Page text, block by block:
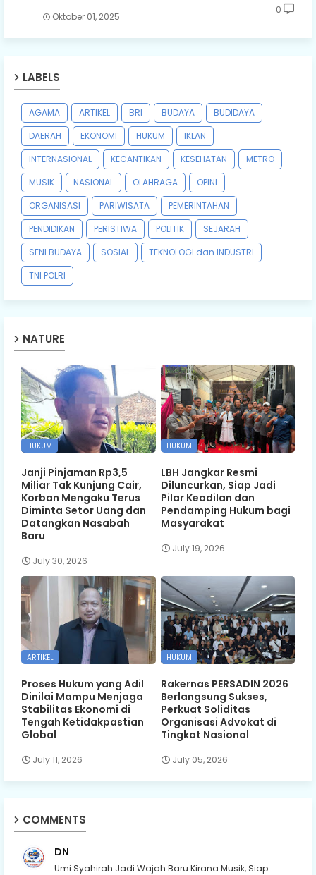
Oktober 01, 2025
0
LABELS
AGAMA ARTIKEL BRI BUDAYA
BUDIDAYA
DAERAH
EKONOMI HUKUM
IKLAN
INTERNASIONAL
KECANTIKAN KESEHATAN
METRO
MUSIK
NASIONAL OLAHRAGA
OPINI
ORGANISASI
PARIWISATA
PEMERINTAHAN
PENDIDIKAN
PERISTIWA POLITIK
SEJARAH
SENI BUDAYA
SOSIAL
TEKNOLOGI dan INDUSTRI
TNI POLRI
NATURE
HUKUM
Janji Pinjaman Rp3,5
Miliar Tak Kunjung Cair,
Korban Mengaku Terus
Diminta Setor Uang dan
Datangkan Nasabah
Baru
July 30, 2026
HUKUM
LBH Jangkar Resmi
Diluncurkan, Siap Jadi
Pilar Keadilan dan
Pendamping Hukum bagi
Masyarakat
July 19, 2026
ARTIKEL
Proses Hukum yang Adil
Dinilai Mampu Menjaga
Stabilitas Ekonomi di
Tengah Ketidakpastian
Global
July 11, 2026
HUKUM
Rakernas PERSADIN 2026
Berlangsung Sukses,
Perkuat Soliditas
Organisasi Advokat di
Tingkat Nasional
July 05, 2026
COMMENTS
DN
Umi Syahirah Jadi Wajah Baru Kirana Musik, Siap